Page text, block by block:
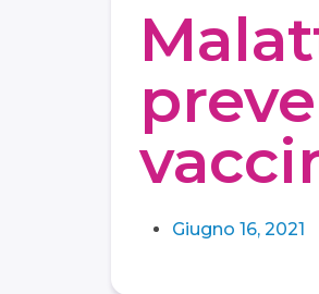
Giugno 16, 2021